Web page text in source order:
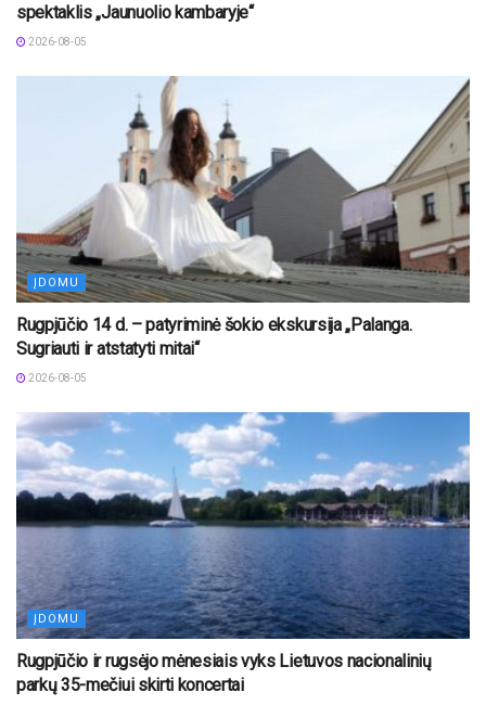
spektaklis „Jaunuolio kambaryje“
2026-08-05
ĮDOMU
Rugpjūčio 14 d. – patyriminė šokio ekskursija „Palanga.
Sugriauti ir atstatyti mitai“
2026-08-05
ĮDOMU
Rugpjūčio ir rugsėjo mėnesiais vyks Lietuvos nacionalinių
parkų 35-mečiui skirti koncertai